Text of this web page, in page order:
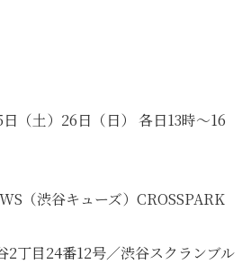
（土）26日（日） 各日13時～16
（渋谷キューズ）CROSSPARK
丁目24番12号／渋谷スクランブル